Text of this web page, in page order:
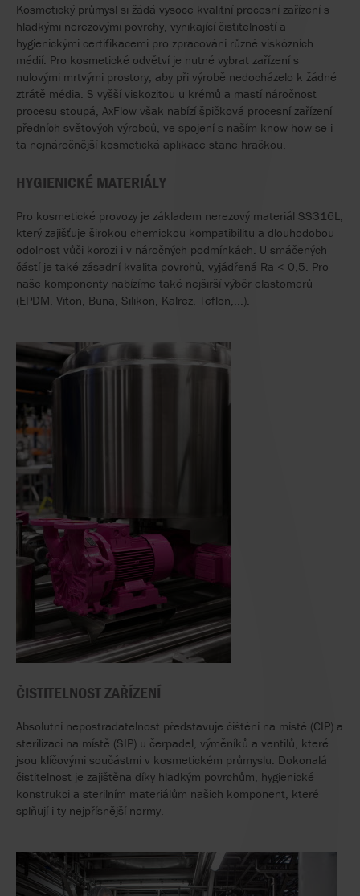
Kosmetický průmysl si žádá vysoce kvalitní procesní zařízení s
hladkými nerezovými povrchy, vynikající čistitelností a
hygienickými certifikacemi pro zpracování různě viskózních
médií. Pro kosmetické odvětví je nutné vybrat zařízení s
nulovými mrtvými prostory, aby při výrobě nedocházelo k žádné
ztrátě média. S vyšší viskozitou u krémů a mastí náročnost
procesu stoupá, AxFlow však nabízí špičková procesní zařízení
předních světových výrobců, ve spojení s naším know-how se i
ta nejnáročnější kosmetická aplikace stane hračkou.
HYGIENICKÉ MATERIÁLY
Pro kosmetické provozy je základem nerezový materiál SS316L,
který zajišťuje širokou chemickou kompatibilitu a dlouhodobou
odolnost vůči korozi i v náročných podmínkách. U smáčených
částí je také zásadní kvalita povrchů, vyjádřená Ra < 0,5. Pro
naše komponenty nabízíme také nejširší výběr elastomerů
(EPDM, Viton, Buna, Silikon, Kalrez, Teflon,...).
ČISTITELNOST ZAŘÍZENÍ
Absolutní nepostradatelnost představuje čištění na místě (CIP) a
sterilizaci na místě (SIP) u čerpadel, výměníků a ventilů, které
jsou klíčovými součástmi v kosmetickém průmyslu. Dokonalá
čistitelnost je zajištěna díky hladkým povrchům, hygienické
konstrukci a sterilním materiálům našich komponent, které
splňují i ty nejpřísnější normy.